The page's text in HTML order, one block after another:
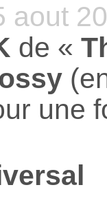
aout
de «
une